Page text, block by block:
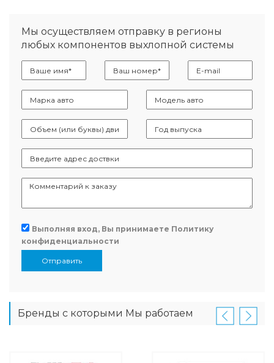
Мы осуществляем отправку в регионы
любых компонентов выхлопной системы
Выполняя вход, Вы принимаете Политику
конфиденциальности
Отправить
Бренды с которыми Мы работаем